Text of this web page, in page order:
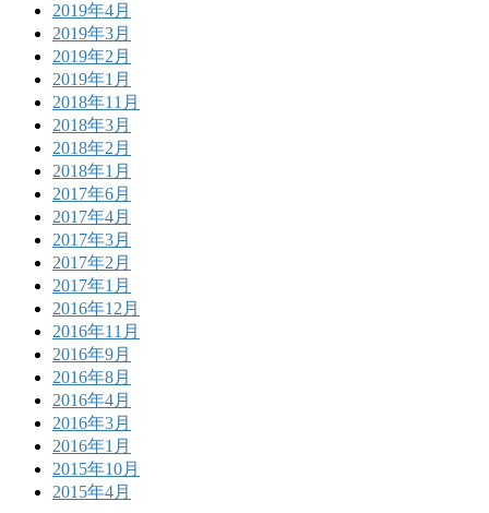
2019年4月
2019年3月
2019年2月
2019年1月
2018年11月
2018年3月
2018年2月
2018年1月
2017年6月
2017年4月
2017年3月
2017年2月
2017年1月
2016年12月
2016年11月
2016年9月
2016年8月
2016年4月
2016年3月
2016年1月
2015年10月
2015年4月